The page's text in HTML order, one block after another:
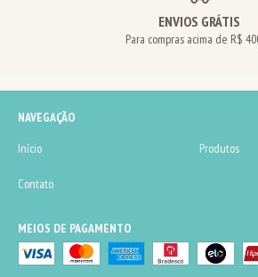
ENVIOS GRÁTIS
Para compras acima de R$
NAVEGAÇÃO
Início
Produtos
Contato
MEIOS DE PAGAMENTO